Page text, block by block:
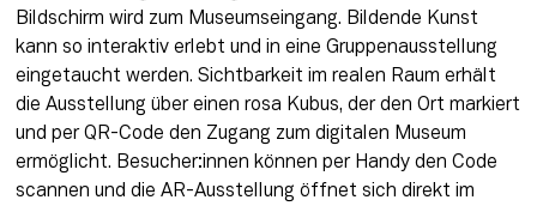
Bildschirm wird zum Museumseingang. Bildende Kunst
kann so interaktiv erlebt und in eine Gruppenausstellung
eingetaucht werden. Sichtbarkeit im realen Raum erhält
die Ausstellung über einen rosa Kubus, der den Ort markiert
und per QR-Code den Zugang zum digitalen Museum
ermöglicht. Besucher:innen können per Handy den Code
scannen und die AR-Ausstellung öffnet sich direkt im